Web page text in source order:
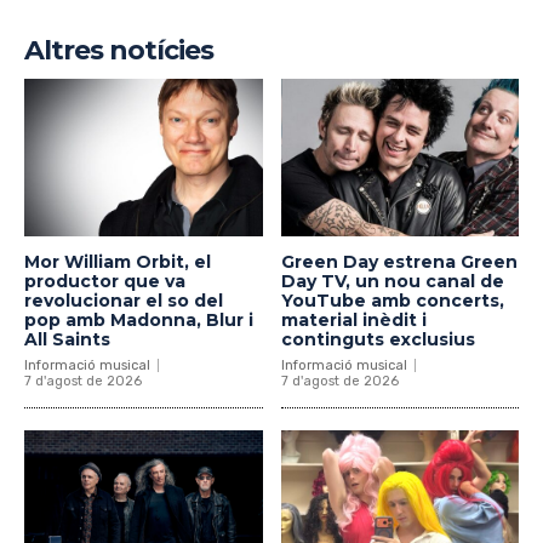
Altres notícies
Mor William Orbit, el
productor que va
revolucionar el so del
pop amb Madonna, Blur i
All Saints
Informació musical
7 d'agost de 2026
Green Day estrena Green
Day TV, un nou canal de
YouTube amb concerts,
material inèdit i
continguts exclusius
Informació musical
7 d'agost de 2026